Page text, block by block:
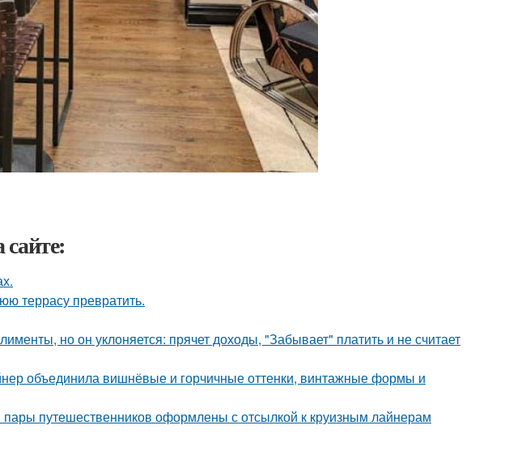
террасу превратить.
но он уклоняется: прячет доходы, "Забывает" платить и не считает
объединила вишнёвые и горчичные оттенки, винтажные формы и
путешественников оформлены с отсылкой к круизным лайнерам